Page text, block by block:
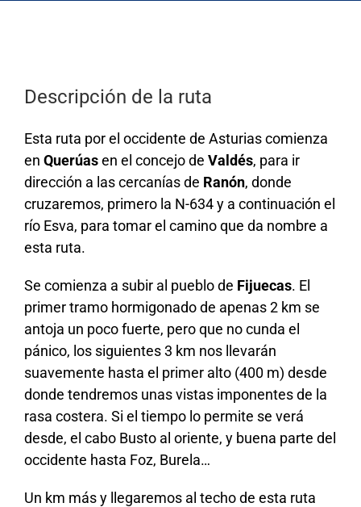
Descripción de la ruta
Esta ruta por el occidente de Asturias comienza
en Querúasen el concejo de Valdés, para ir
dirección a las cercanías de Ranón, donde
cruzaremos, primero la N-634 y a continuación el
río Esva, para tomar el camino que da nombre a
esta ruta.
Se comienza a subir al pueblo de Fijuecas. El
primer tramo hormigonado de apenas 2 km se
antoja un poco fuerte, pero que no cunda el
pánico, los siguientes 3 km nos llevarán
suavemente hasta el primer alto (400 m) desde
donde tendremos unas vistas imponentes de la
rasa costera. Si el tiempo lo permite se verá
desde, el cabo Busto al oriente, y buena parte del
occidente hasta Foz, Burela…
Un km más y llegaremos al techo de esta ruta